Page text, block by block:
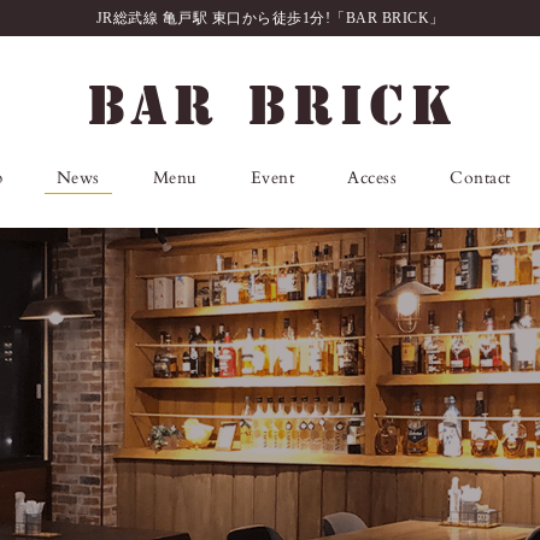
JR総武線 亀戸駅 東口から徒歩1分!「BAR BRICK」
News Menu Event Access Contact